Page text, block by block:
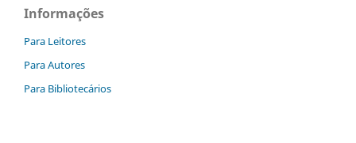
Informações
Para Leitores
Para Autores
Para Bibliotecários